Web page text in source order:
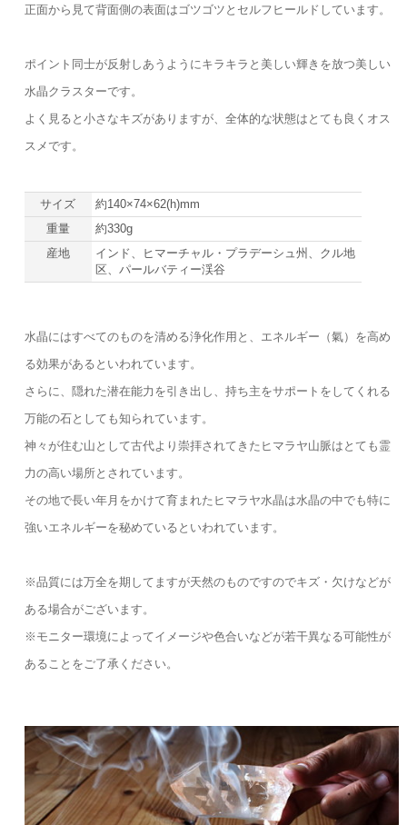
正面から見て背面側の表面はゴツゴツとセルフヒールドしています。
ポイント同士が反射しあうようにキラキラと美しい輝きを放つ美しい
水晶クラスターです。
よく見ると小さなキズがありますが、全体的な状態はとても良くオス
スメです。
サイズ
約140×74×62(h)mm
重量
約330g
産地
インド、ヒマーチャル・プラデーシュ州、クル地
区、パールバティー渓谷
水晶にはすべてのものを清める浄化作用と、エネルギー（氣）を高め
る効果があるといわれています。
さらに、隠れた潜在能力を引き出し、持ち主をサポートをしてくれる
万能の石としても知られています。
神々が住む山として古代より崇拝されてきたヒマラヤ山脈はとても霊
力の高い場所とされています。
その地で長い年月をかけて育まれたヒマラヤ水晶は水晶の中でも特に
強いエネルギーを秘めているといわれています。
※品質には万全を期してますが天然のものですのでキズ・欠けなどが
ある場合がございます。
※モニター環境によってイメージや色合いなどが若干異なる可能性が
あることをご了承ください。